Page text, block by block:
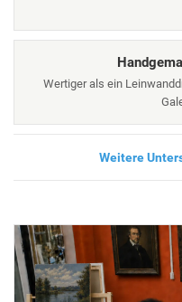
Wertiger als ein
Weitere